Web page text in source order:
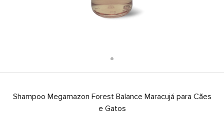
Shampoo Megamazon Forest Balance Maracujá para Cães
e Gatos